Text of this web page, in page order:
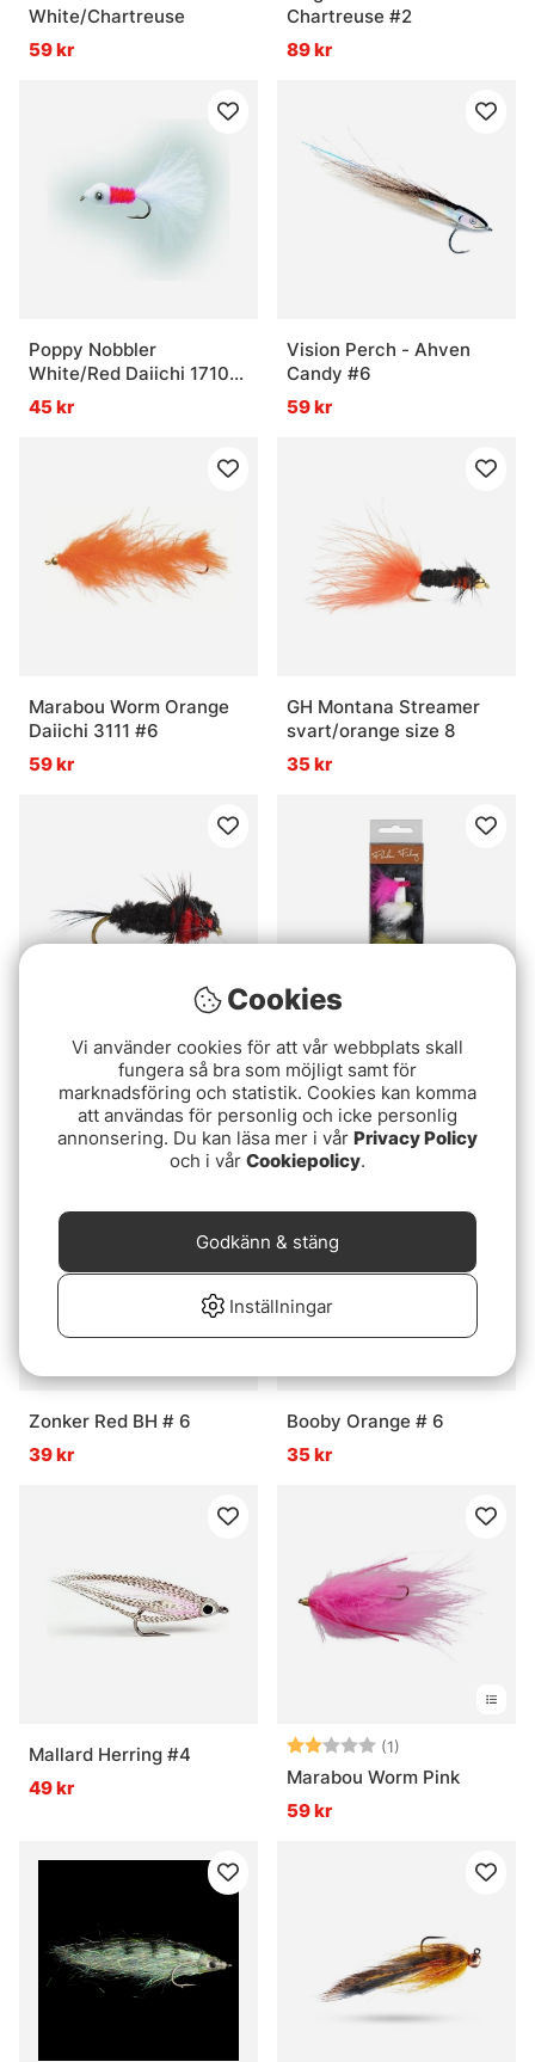
White/Chartreuse
59 kr
Chartreuse #2
89 kr
Poppy Nobbler
White/Red Daiichi 1710
#8
45 kr
Vision Perch - Ahven
Candy #6
59 kr
Marabou Worm Orange
Daiichi 3111 #6
59 kr
GH Montana Streamer
svart/orange size 8
35 kr
Montana Streamer Röd
size 10
Fladen Fly Selection
Marabou Streamer
59 kr
Zonker Red BH # 6
39 kr
Booby Orange # 6
35 kr
Mallard Herring #4
49 kr
Betyg: (1)
Marabou Worm Pink
59 kr
Cookies
Vi använder cookies för att vår webbplats skall
fungera så bra som möjligt samt för
marknadsföring och statistik. Cookies kan komma
att användas för personlig och icke personlig
annonsering. Du kan läsa mer i vår Privacy Policy
och i vår Cookiepolicy.
Inställningar
Godkänn & stäng